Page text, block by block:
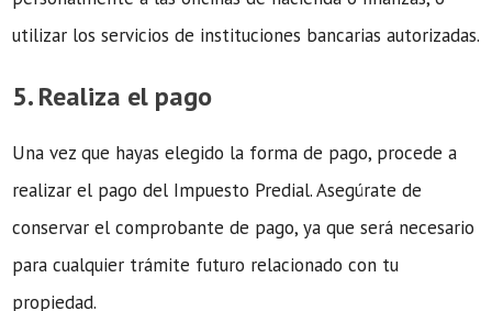
utilizar los servicios de instituciones bancarias autorizadas.
5. Realiza el pago
Una vez que hayas elegido la forma de pago, procede a
realizar el pago del Impuesto Predial. Asegúrate de
conservar el comprobante de pago, ya que será necesario
para cualquier trámite futuro relacionado con tu
propiedad.